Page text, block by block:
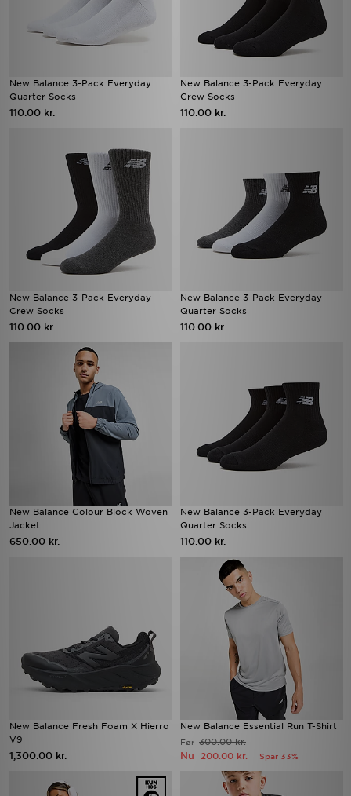
New Balance 3-Pack Everyday
Quarter Socks
110.00 kr.
New Balance 3-Pack Everyday
Crew Socks
110.00 kr.
New Balance 3-Pack Everyday
Crew Socks
110.00 kr.
New Balance 3-Pack Everyday
Quarter Socks
110.00 kr.
New Balance Colour Block Woven
Jacket
650.00 kr.
New Balance 3-Pack Everyday
Quarter Socks
110.00 kr.
New Balance Fresh Foam X Hierro
V9
1,300.00 kr.
New Balance Essential Run T-Shirt
Før300.00 kr.
Nu 200.00 kr. Spar 33%